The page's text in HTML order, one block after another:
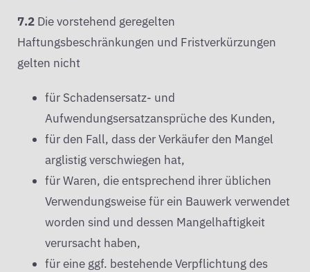
7.2 Die vorstehend geregelten
Haftungsbeschränkungen und Fristverkürzungen
gelten nicht
für Schadensersatz- und
Aufwendungsersatzansprüche des Kunden,
für den Fall, dass der Verkäufer den Mangel
arglistig verschwiegen hat,
für Waren, die entsprechend ihrer üblichen
Verwendungsweise für ein Bauwerk verwendet
worden sind und dessen Mangelhaftigkeit
verursacht haben,
für eine ggf. bestehende Verpflichtung des